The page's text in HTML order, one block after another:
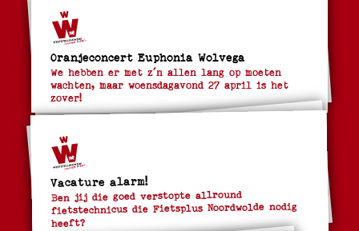
Oranjeconcert Euphonia Wolvega
We hebben er met z´n allen lang op moeten
wachten, maar woensdagavond 27 april is het
zover!
Vacature alarm!
Ben jij die goed verstopte allround
fietstechnicus die Fietsplus Noordwolde nodig
heeft?